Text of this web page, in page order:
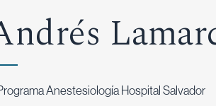
Anestesiología Hospital Salvador